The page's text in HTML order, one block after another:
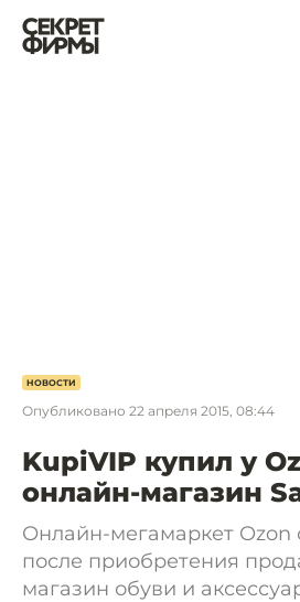
НОВОСТИ
Опубликовано 22 апреля 2015, 08:44
KupiVIP купил у
онлайн-магазин
Онлайн-мегамаркет Ozon
после приобретения
магазин обуви и